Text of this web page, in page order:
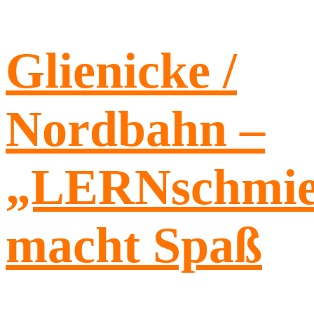
Glienicke /
Nordbahn –
macht Spaß